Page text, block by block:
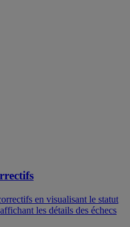
en visualisant le statut
les détails des échecs